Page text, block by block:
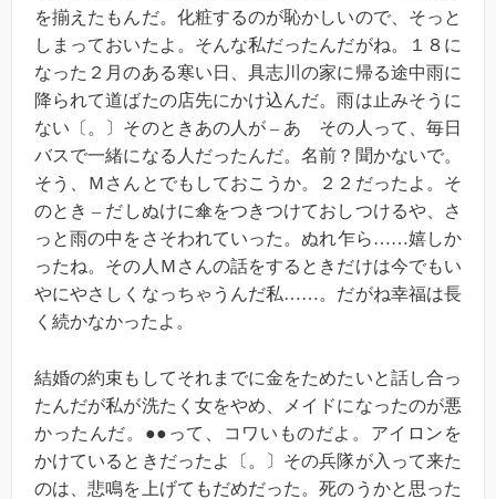
を揃えたもんだ。化粧するのが恥かしいので、そっと
しまっておいたよ。そんな私だったんだがね。１８に
なった２月のある寒い日、具志川の家に帰る途中雨に
降られて道ばたの店先にかけ込んだ。雨は止みそうに
ない〔。〕そのときあの人が – あゝその人って、毎日
バスで一緒になる人だったんだ。名前？聞かないで。
そう、Ｍさんとでもしておこうか。２２だったよ。そ
のとき – だしぬけに傘をつきつけておしつけるや、さ
っと雨の中をさそわれていった。ぬれ乍ら……嬉しか
ったね。その人Ｍさんの話をするときだけは今でもい
やにやさしくなっちゃうんだ私……。だがね幸福は長
く続かなかったよ。
結婚の約束もしてそれまでに金をためたいと話し合っ
たんだが私が洗たく女をやめ、メイドになったのが悪
かったんだ。●●って、コワいものだよ。アイロンを
かけているときだったよ〔。〕その兵隊が入って来た
のは、悲鳴を上げてもだめだった。死のうかと思った